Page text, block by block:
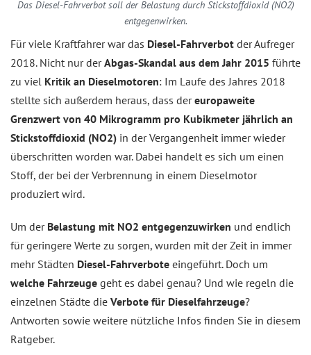
Das Diesel-Fahrverbot soll der Belastung durch Stickstoffdioxid (NO2)
entgegenwirken.
Für viele Kraftfahrer war das Diesel-Fahrverbot der Aufreger
2018. Nicht nur derAbgas-Skandal aus dem Jahr 2015 führte
zu viel Kritik an Dieselmotoren: Im Laufe des Jahres 2018
stellte sich außerdem heraus, dass dereuropaweite
Grenzwert von 40 Mikrogramm pro Kubikmeter jährlich an
Stickstoffdioxid (NO2) in der Vergangenheit immer wieder
überschritten worden war. Dabei handelt es sich um einen
Stoff, der bei der Verbrennung in einem Dieselmotor
produziert wird.
Um der Belastung mit NO2 entgegenzuwirken und endlich
für geringere Werte zu sorgen, wurden mit der Zeit in immer
mehr Städten Diesel-Fahrverbote eingeführt. Doch um
welche Fahrzeuge geht es dabei genau? Und wie regeln die
einzelnen Städte die Verbote für Dieselfahrzeuge?
Antworten sowie weitere nützliche Infos finden Sie in diesem
Ratgeber.